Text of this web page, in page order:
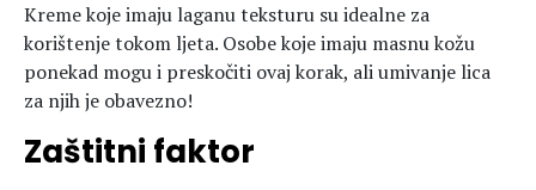
Kreme koje imaju laganu teksturu su idealne za
korištenje tokom ljeta. Osobe koje imaju masnu kožu
ponekad mogu i preskočiti ovaj korak, ali umivanje lica
za njih je obavezno!
Zaštitni faktor